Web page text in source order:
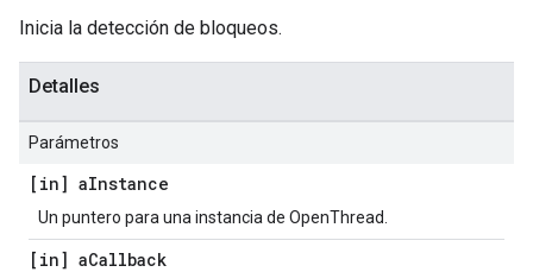
Inicia la detección de bloqueos.
Detalles
Parámetros
[in] aInstance
Un puntero para una instancia de OpenThread.
[in] aCallback